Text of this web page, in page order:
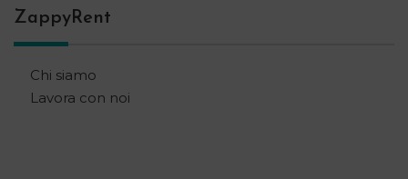
ZappyRent
Chi siamo
Lavora con noi